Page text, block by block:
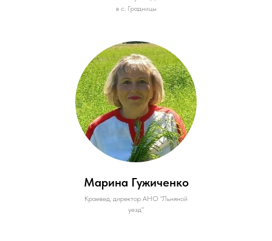
в с. Градницы
Марина Гужиченко
Краевед, директор АНО "Льняной
уезд"